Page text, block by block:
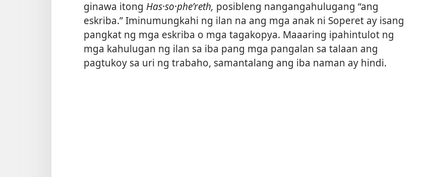
ginawa itong Has·so·pheʹreth, posibleng nangangahulugang “ang
eskriba.” Iminumungkahi ng ilan na ang mga anak ni Soperet ay isang
pangkat ng mga eskriba o mga tagakopya. Maaaring ipahintulot ng
mga kahulugan ng ilan sa iba pang mga pangalan sa talaan ang
pagtukoy sa uri ng trabaho, samantalang ang iba naman ay hindi.